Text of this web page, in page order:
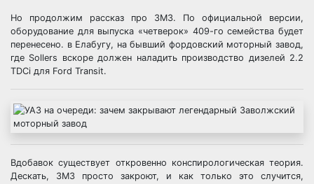
Но продолжим рассказ про ЗМЗ. По официальной версии,
оборудование для выпуска «четверок» 409-го семейства будет
перенесено. в Елабугу, на бывший фордовский моторный завод,
где Sollers вскоре должен наладить производство дизелей 2.2
TDCi для Ford Transit.
Вдобавок существует откровенно конспирологическая теория.
Дескать, ЗМЗ просто закроют, и как только это случится,